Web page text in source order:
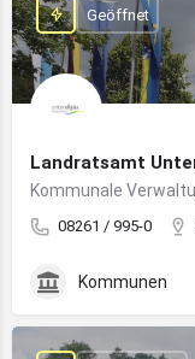
Landratsamt
08261 / 995-0
Geöffnet
Kommunen